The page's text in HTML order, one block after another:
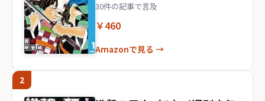
30件の記事で言及
￥460
Amazonで見る →
2